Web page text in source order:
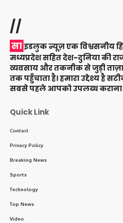
//
साइडलुक न्यूज़ एक विश्वसनीय
मध्यप्रदेश सहित देश-दुनिया की
व्यवसाय और तकनीक से जुड़ी ताज़ा
तक पहुँचाता है। हमारा उद्देश्य है
सबसे पहले आपको उपलब्ध
Quick Link
Contact
Privacy Policy
Breaking News
Sports
Technology
Top News
Video